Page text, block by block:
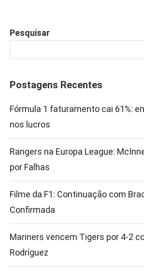
Pesquisar
Postagens Recentes
Fórmula 1 faturamento cai 61%:
nos lucros
Rangers na Europa League:
por Falhas
Filme da F1: Continuação com
Confirmada
Mariners vencem Tigers por 4-2
Rodríguez